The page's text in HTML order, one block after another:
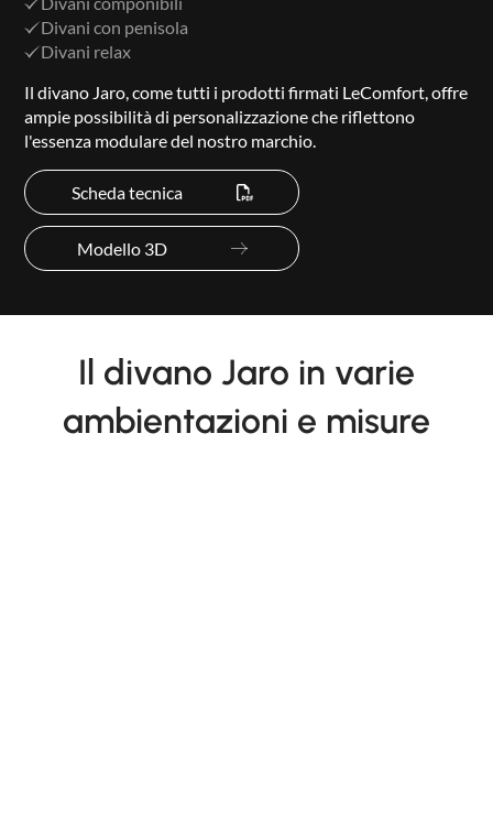
Divani con penisola
Divani relax
Il divano Jaro, come tutti i prodotti firmati LeComfort, offre
ampie possibilità di personalizzazione che riflettono
l'essenza modulare del nostro marchio.
Scheda tecnica
Modello 3D
Il divano Jaro in varie
ambientazioni e misure